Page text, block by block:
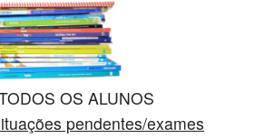
OS ALUNOS
pendentes/exames